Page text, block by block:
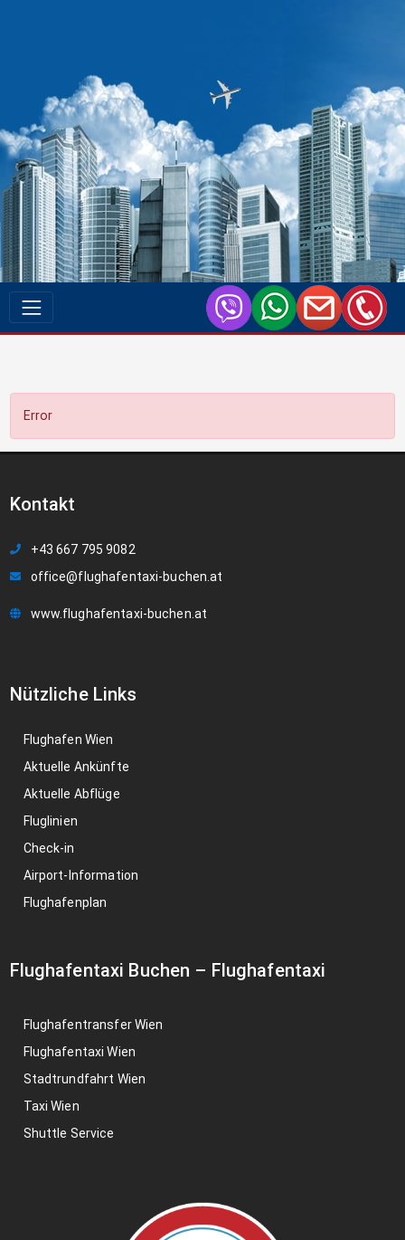
Error
Kontakt
+43 667 795 9082
office@flughafentaxi-buchen.at
www.flughafentaxi-buchen.at
Nützliche Links
Flughafen Wien
Aktuelle Ankünfte
Aktuelle Abflüge
Fluglinien
Check-in
Airport-Information
Flughafenplan
Flughafentaxi Buchen – Flughafentaxi
Flughafentransfer Wien
Flughafentaxi Wien
Stadtrundfahrt Wien
Taxi Wien
Shuttle Service